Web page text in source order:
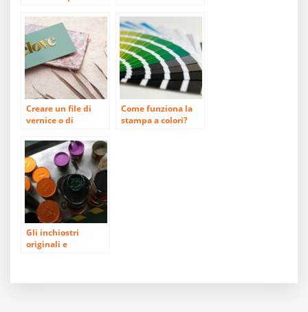
scegliere?
Creare un file di
vernice o di
Come funziona la
stampa a colori?
Gli inchiostri
originali e